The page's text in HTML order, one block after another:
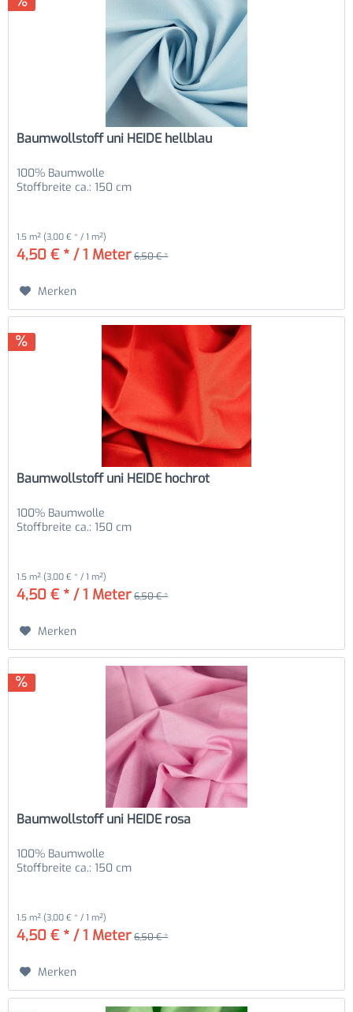
Baumwollstoff uni HEIDE hellblau
100% Baumwolle
Stoffbreite ca.: 150 cm
1.5 m² (3,00 € * / 1 m²)
4,50 € * / 1 Meter 6,50 € *
Merken
Baumwollstoff uni HEIDE hochrot
100% Baumwolle
Stoffbreite ca.: 150 cm
1.5 m² (3,00 € * / 1 m²)
4,50 € * / 1 Meter 6,50 € *
Merken
Baumwollstoff uni HEIDE rosa
100% Baumwolle
Stoffbreite ca.: 150 cm
1.5 m² (3,00 € * / 1 m²)
4,50 € * / 1 Meter 6,50 € *
Merken